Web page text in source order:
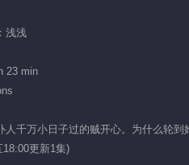
浅浅
23 min
千万小日子过的贼开心。为什么轮
更新1集)